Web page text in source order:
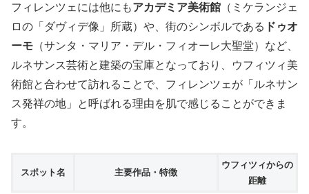
フィレンツェには他にもアカデミア美術館 （ミケランジェ
ロの「ダヴィデ像」所蔵）や、街のシンボルである ドゥオ
ーモ （サンタ・マリア・デル・フィオーレ大聖堂）など、
ルネサンス芸術と建築の宝庫となっており、ウフィツィ美
術館と合わせて訪れることで、フィレンツェが「ルネサン
ス発祥の地」と呼ばれる理由を肌で感じることができま
す。
スポット名 主要作品・特徴
ウフィツィからの
距離